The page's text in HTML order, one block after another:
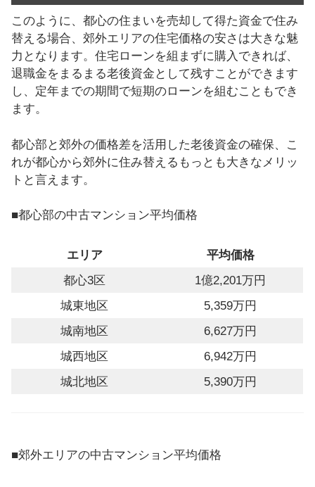
このように、都心の住まいを売却して得た資金で住み
替える場合、郊外エリアの住宅価格の安さは大きな魅
力となります。住宅ローンを組まずに購入できれば、
退職金をまるまる老後資金として残すことができます
し、定年までの期間で短期のローンを組むこともでき
ます。
都心部と郊外の価格差を活用した老後資金の確保、こ
れが都心から郊外に住み替えるもっとも大きなメリッ
トと言えます。
■都心部の中古マンション平均価格
エリア
平均価格
都心3区
1億2,201万円
城東地区
5,359万円
城南地区
6,627万円
城西地区
6,942万円
城北地区
5,390万円
■郊外エリアの中古マンション平均価格